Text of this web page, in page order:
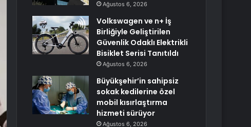
Ağustos 6, 2026
Volkswagen ve n+ İş
Birliğiyle Geliştirilen
Güvenlik Odaklı Elektrikli
Bisiklet Serisi Tanıtıldı
Ağustos 6, 2026
Büyükşehir’in sahipsiz
sokak kedilerine özel
mobil kısırlaştırma
hizmeti sürüyor
Ağustos 6, 2026